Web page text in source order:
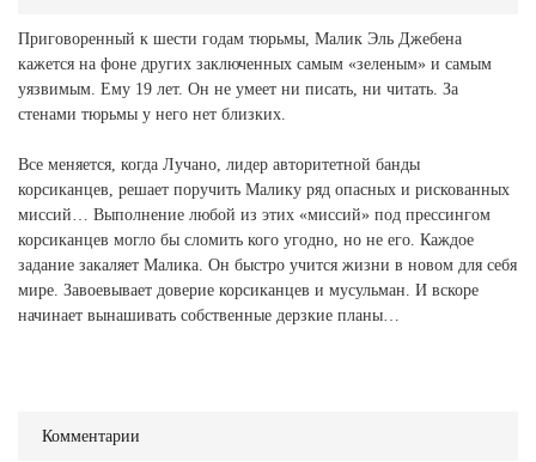
Приговоренный к шести годам тюрьмы, Малик Эль Джебена
кажется на фоне других заключенных самым «зеленым» и самым
уязвимым. Ему 19 лет. Он не умеет ни писать, ни читать. За
стенами тюрьмы у него нет близких.
Все меняется, когда Лучано, лидер авторитетной банды
корсиканцев, решает поручить Малику ряд опасных и рискованных
миссий… Выполнение любой из этих «миссий» под прессингом
корсиканцев могло бы сломить кого угодно, но не его. Каждое
задание закаляет Малика. Он быстро учится жизни в новом для себя
мире. Завоевывает доверие корсиканцев и мусульман. И вскоре
начинает вынашивать собственные дерзкие планы…
Комментарии